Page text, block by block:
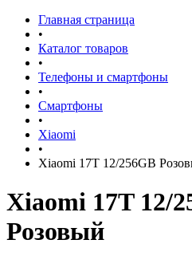
Главная страница
•
Каталог товаров
•
Телефоны и смартфоны
•
Смартфоны
•
Xiaomi
•
Xiaomi 17T 12/256GB
Xiaomi 17T 12/
Розовый